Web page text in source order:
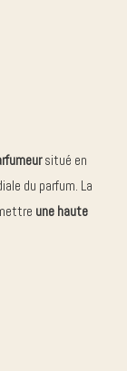
situé en
du parfum. La
une haute